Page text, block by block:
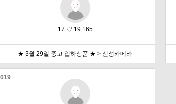
17.♡.19.165
★ 3월 29일 중고 입하상품 ★ > 신성카메라
019